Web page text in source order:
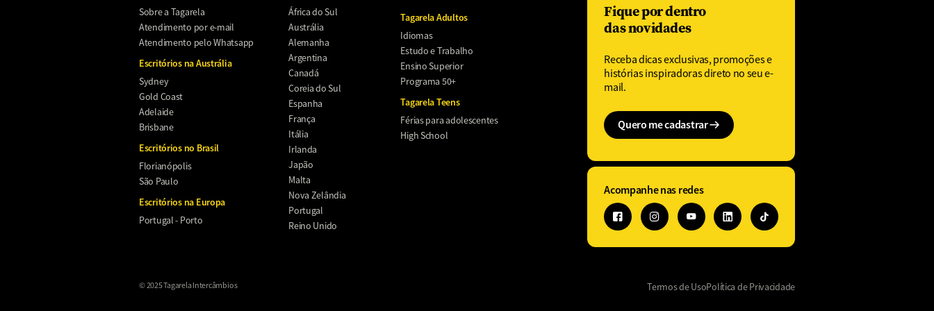
Sobre a Tagarela
Atendimento por e-mail
Atendimento pelo Whatsapp
Escritórios na Austrália
Sydney
Gold Coast
Adelaide
Brisbane
Escritórios no Brasil
Florianópolis
São Paulo
Escritórios na Europa
Portugal - Porto
África do Sul
Austrália
Alemanha
Argentina
Canadá
Coreia do Sul
Espanha
França
Itália
Irlanda
Japão
Malta
Nova Zelândia
Portugal
Reino Unido
Tagarela Adultos
Idiomas
Estudo e Trabalho
Ensino Superior
Programa 50+
Tagarela Teens
Férias para adolescentes
High School
Fique por dentro
das novidades
Receba dicas exclusivas, promoções e
histórias inspiradoras direto no seu e-
mail.
Quero me cadastrar
Acompanhe nas redes
© 2025 Tagarela Intercâmbios Termos de UsoPolítica de Privacidade